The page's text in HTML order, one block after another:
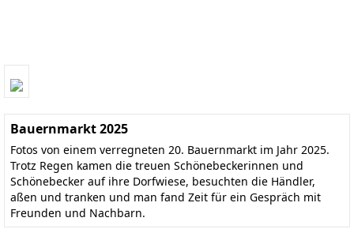
Bauernmarkt 2025
Fotos von einem verregneten 20. Bauernmarkt im Jahr 2025.
Trotz Regen kamen die treuen Schönebeckerinnen und
Schönebecker auf ihre Dorfwiese, besuchten die Händler,
aßen und tranken und man fand Zeit für ein Gespräch mit
Freunden und Nachbarn.